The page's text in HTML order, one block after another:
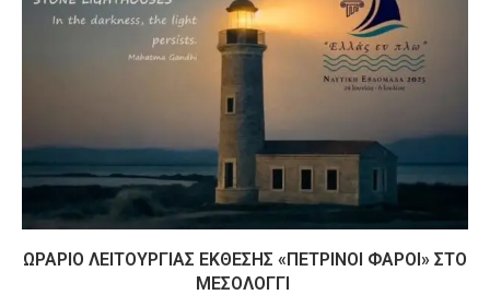
ΩΡΆΡΙΟ ΛΕΙΤΟΥΡΓΊΑΣ ΈΚΘΕΣΗΣ «ΠΈΤΡΙΝΟΙ ΦΆΡΟΙ» ΣΤΟ
ΜΕΣΟΛΌΓΓΙ